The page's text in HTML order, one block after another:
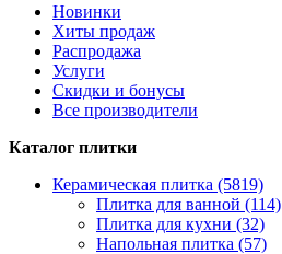
Новинки
Хиты продаж
Распродажа
Услуги
Скидки и бонусы
Все производители
Каталог плитки
Керамическая плитка (5819)
Плитка для ванной (114)
Плитка для кухни (32)
Напольная плитка (57)